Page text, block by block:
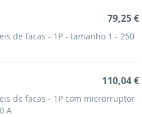
de facas - 1P - tamanho 1 - 250
79,25 €
de facas - 1P com microrruptor
A
110,04 €